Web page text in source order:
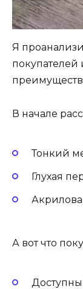
Я
В начале
Тонкий
Глухая
А вот что